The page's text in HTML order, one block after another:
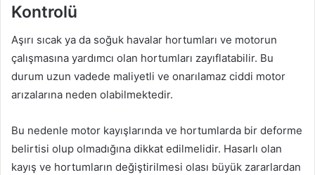
Kontrolü
Aşırı sıcak ya da soğuk havalar hortumları ve motorun
çalışmasına yardımcı olan hortumları zayıflatabilir. Bu
durum uzun vadede maliyetli ve onarılamaz ciddi motor
arızalarına neden olabilmektedir.
Bu nedenle motor kayışlarında ve hortumlarda bir deforme
belirtisi olup olmadığına dikkat edilmelidir. Hasarlı olan
kayış ve hortumların değiştirilmesi olası büyük zararlardan